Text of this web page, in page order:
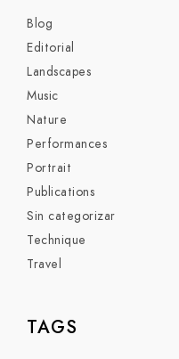
Blog
Editorial
Landscapes
Music
Nature
Performances
Portrait
Publications
Sin categorizar
Technique
Travel
TAGS